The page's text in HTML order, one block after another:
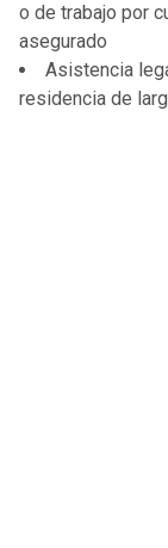
o de trabajo por
asegurado
Asistencia
residencia de